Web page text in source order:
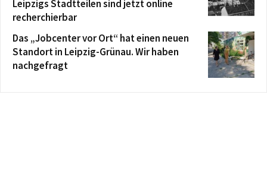
Leipzigs Stadtteilen sind jetzt online
recherchierbar
Das „Jobcenter vor Ort“ hat einen neuen
Standort in Leipzig-Grünau. Wir haben
nachgefragt